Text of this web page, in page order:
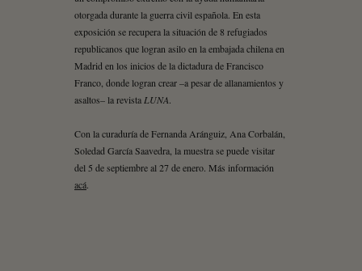
otorgada durante la guerra civil española. En esta
exposición se recupera la situación de 8 refugiados
republicanos que logran asilo en la embajada chilena en
Madrid en los inicios de la dictadura de Francisco
Franco, donde logran crear –a pesar de allanamientos y
asaltos– la revista LUNA
Con la curaduría de Fernanda Aránguiz, Ana Corbalán,
Soledad García Saavedra, la muestra se puede visitar
del 5 de septiembre al 27 de enero. Más información
acá